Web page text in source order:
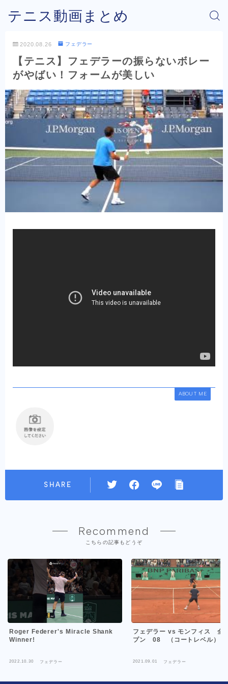
テニス動画まとめ
2020.08.26 フェデラー
【テニス】フェデラーの振らないボレー
がやばい！フォームが美しい
ABOUT ME
SHARE
Recommend
こちらの記事もどうぞ
Roger Federer's Miracle Shank
Winner!
2022.10.30 フェデラー
フェデラー vs モンフィス 全
プン 08 （コートレベル）
2021.09.01 フェデラー